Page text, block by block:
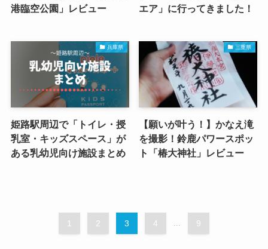
港臨空公園」レビュー
エア」に行ってきました！
兵庫県
姫路駅周辺で「トイレ・授
乳室・キッズスペース」が
ある乳幼児向け施設まとめ
三重県
【願いが叶う！】かなえ滝
を撮影！鈴鹿パワースポッ
ト「椿大神社」レビュー
1 2 3 4 ... 9